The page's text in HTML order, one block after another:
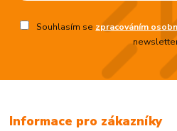
Souhlasím se zpracováním
Informace pro zákazníky